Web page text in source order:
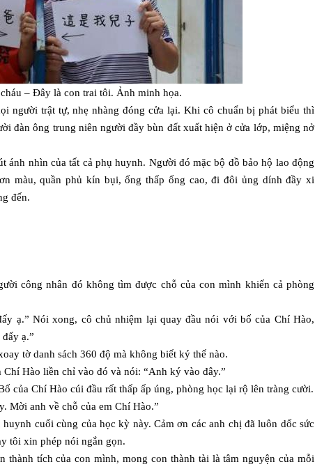
– Đây là con trai tôi. Ảnh minh họa.
người trật tự, nhẹ nhàng đóng cửa lại. Khi cô chuẩn bị phát biểu thì
đàn ông trung niên người đầy bùn đất xuất hiện ở cửa lớp, miệng nở
ánh nhìn của tất cả phụ huynh. Người đó mặc bộ đồ bảo hộ lao động
màu, quần phủ kín bụi, ống thấp ống cao, đi đôi ủng dính đầy xi
đến.
công nhân đó không tìm được chỗ của con mình khiến cả phòng
ạ.” Nói xong, cô chủ nhiệm lại quay đầu nói với bố của Chí Hào,
ạ.”
tờ danh sách 360 độ mà không biết ký thế nào.
Hào liền chỉ vào đó và nói: “Anh ký vào đây.”
của Chí Hào cúi đầu rất thấp ấp úng, phòng học lại rộ lên tràng cười.
Mời anh về chỗ của em Chí Hào.”
cuối cùng của học kỳ này. Cảm ơn các anh chị đã luôn dốc sức
tôi xin phép nói ngắn gọn.
thành tích của con mình, mong con thành tài là tâm nguyện của mỗi